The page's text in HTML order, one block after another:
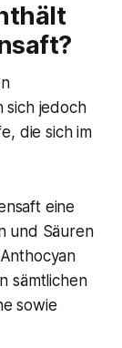
sich jedoch
die sich im
eine
und Säuren
sämtlichen
sowie